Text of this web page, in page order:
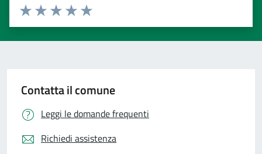
Valuta 5 stelle su 5
Valuta 4 stelle su 5
Valuta 3 stelle su 5
Valuta 2 stelle su 5
Valuta 1 stelle su 5
Contatta il comune
Leggi le domande frequenti
Richiedi assistenza